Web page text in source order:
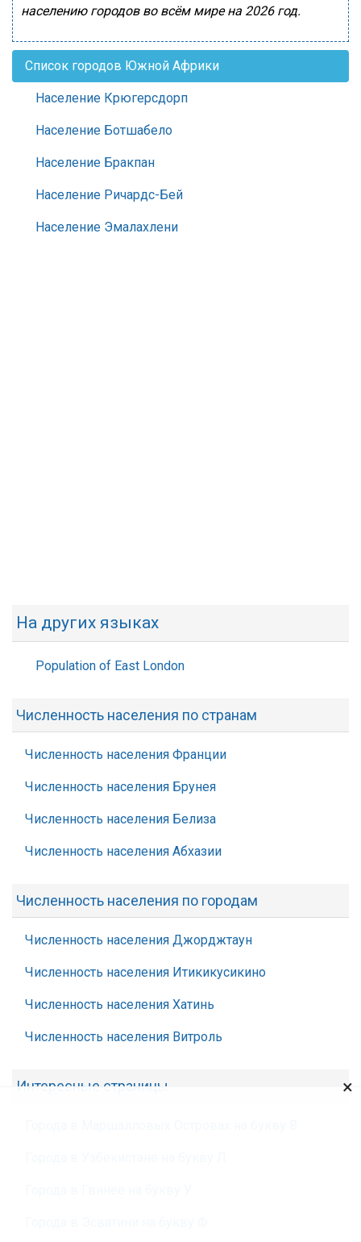
населению городов во всём мире на 2026 год.
Список городов Южной Африки
Население Крюгерсдорп
Население Ботшабело
Население Бракпан
Население Ричардс-Бей
Население Эмалахлени
На других языках
Population of East London
Численность населения по странам
Численность населения Франции
Численность населения Брунея
Численность населения Белиза
Численность населения Абхазии
Численность населения по городам
Численность населения Джорджтаун
Численность населения Итикикусикино
Численность населения Хатинь
Численность населения Витроль
Интересные страницы ×